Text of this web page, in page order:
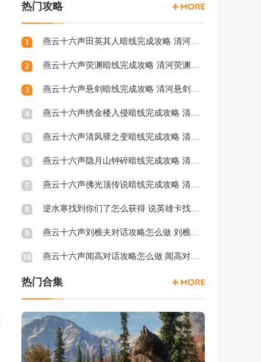
热门攻略
1 燕云十六声田英其人暗线完成攻略 清河田英其人暗涌怎么触发
2 燕云十六声荧渊暗线完成攻略 清河荧渊暗涌怎么触发
3 燕云十六声悬剑暗线完成攻略 清河悬剑暗涌怎么触发
4 燕云十六声绣金楼入侵暗线完成攻略 清河绣金楼入侵暗涌怎么触发
5 燕云十六声清风驿之变暗线完成攻略 清河清风驿之变暗涌怎么触发
6 燕云十六声隐月山钟碎暗线完成攻略 清河隐月山钟碎暗涌怎么触发
7 燕云十六声佛光顶传说暗线完成攻略 清河佛光顶传说暗涌怎么触发
8 逆水寒找到你们了怎么获得 说英雄卡找到你们了获得方法
9 燕云十六声刘樵夫对话攻略怎么做 刘樵夫对话结交攻略一览
10 燕云十六声闻高对话攻略怎么做 闻高对话结交攻略一览
热门合集